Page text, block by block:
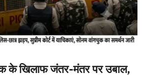
के खिलाफ जंतर-मंतर पर उबाल,